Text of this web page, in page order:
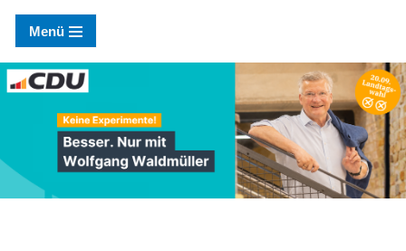
Zum
Inhalt
springen
Menü